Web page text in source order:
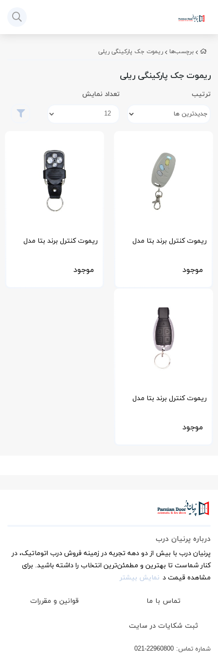
برچسب‌ها ریموت جک پارکینگی ریلی
ریموت جک پارکینگی ریلی
ترتیب تعداد نمایش
ریموت کنترل برند بتا مدل
موجود
ریموت کنترل برند بتا مدل
موجود
ریموت کنترل برند بتا مدل
موجود
درباره پرنیان درب
پرنیان درب با بیش از دو دهه تجربه در زمینه فروش درب اتوماتیک، در
کنار شماست تا بهترین و مطمئن‌ترین انتخاب را داشته باشید. برای
مشاهده قیمت د نمایش بیشتر
تماس با ما قوانین و مقررات
ثبت شکایات در سایت
شماره تماس: 021-22960800